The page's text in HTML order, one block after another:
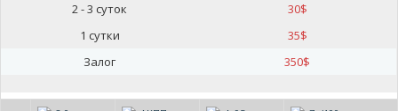
2 - 3 суток
30$
1 сутки
35$
Залог
350$